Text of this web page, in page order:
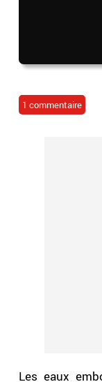
1 commentaire
Les eaux